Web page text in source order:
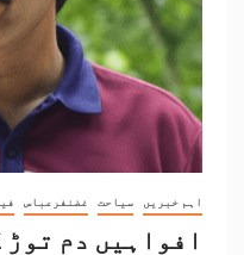
اہم خبریں سیاحت غضنفرعباس
افواہیں دم